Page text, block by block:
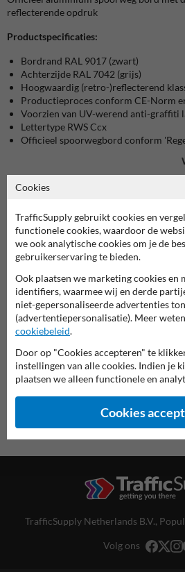
Spoorwegbord in serie SH
deze informatie printen
overzicht officiële spoorwegborden
Spoorwegbord.nl
reflecterende opdruk
Productspecificaties:
Bordrand RAL 9017 (zwart)
Achterzijde RAL 7042 (grijs)
Hoogwaardig (retro-)reflecterend
Productieproces conform CE-Norm
Voorzien van UV-werend anti-graffiti
Lettertype RWS Ccx
Officieel spoorwegbord conform
TrafficSupply Netherlands B.V.,
Volg ons
Cookies
TrafficSupply gebruikt cookies en
functionele cookies, waardoor de
we ook analytische cookies om je de
gebruikerservaring te bieden.
Ook plaatsen we marketing cookies en
identifiers, waarmee wij en derde
niet-gepersonaliseerde advertenties
(advertentiepersonalisatie). Meer
cookiebeleid.
Door op "Cookies accepteren" te
instellingen van alle cookies. Indien je
plaatsen we alleen functionele en
Cookies